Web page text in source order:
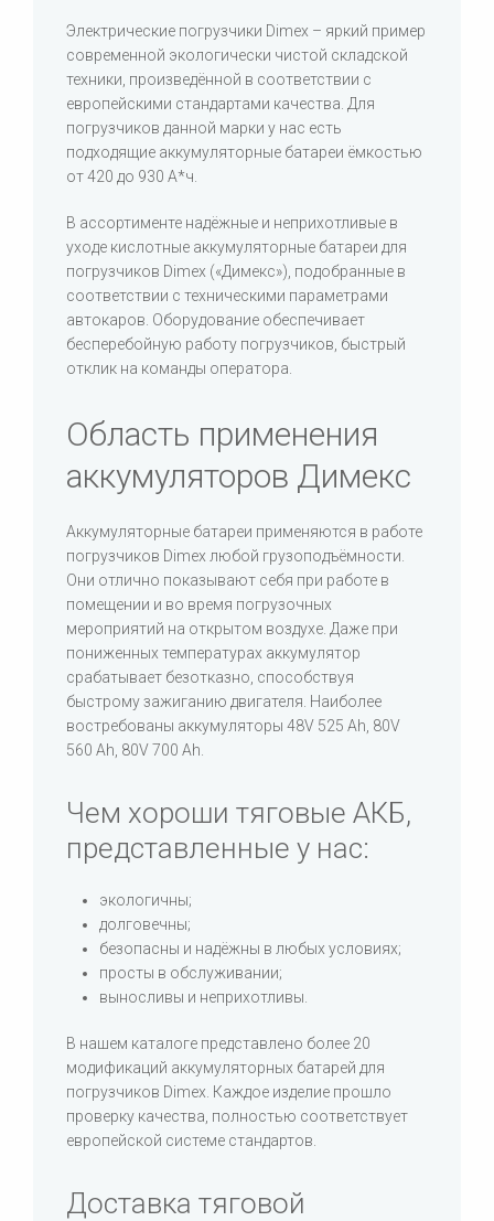
Электрические погрузчики Dimex – яркий пример
современной экологически чистой складской
техники, произведённой в соответствии с
европейскими стандартами качества. Для
погрузчиков данной марки у нас есть
подходящие аккумуляторные батареи ёмкостью
от 420 до 930 А*ч.
В ассортименте надёжные и неприхотливые в
уходе кислотные аккумуляторные батареи для
погрузчиков Dimex («Димекс»), подобранные в
соответствии с техническими параметрами
автокаров. Оборудование обеспечивает
бесперебойную работу погрузчиков, быстрый
отклик на команды оператора.
Область применения
аккумуляторов Димекс
Аккумуляторные батареи применяются в работе
погрузчиков Dimex любой грузоподъёмности.
Они отлично показывают себя при работе в
помещении и во время погрузочных
мероприятий на открытом воздухе. Даже при
пониженных температурах аккумулятор
срабатывает безотказно, способствуя
быстрому зажиганию двигателя. Наиболее
востребованы аккумуляторы 48V 525 Ah, 80V
560 Ah, 80V 700 Ah.
Чем хороши тяговые АКБ,
представленные у нас:
экологичны;
долговечны;
безопасны и надёжны в любых условиях;
просты в обслуживании;
выносливы и неприхотливы.
В нашем каталоге представлено более 20
модификаций аккумуляторных батарей для
погрузчиков Dimex. Каждое изделие прошло
проверку качества, полностью соответствует
европейской системе стандартов.
Доставка тяговой